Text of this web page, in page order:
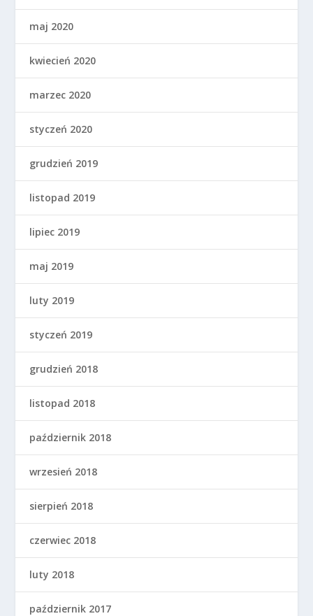
maj 2020
kwiecień 2020
marzec 2020
styczeń 2020
grudzień 2019
listopad 2019
lipiec 2019
maj 2019
luty 2019
styczeń 2019
grudzień 2018
listopad 2018
październik 2018
wrzesień 2018
sierpień 2018
czerwiec 2018
luty 2018
październik 2017